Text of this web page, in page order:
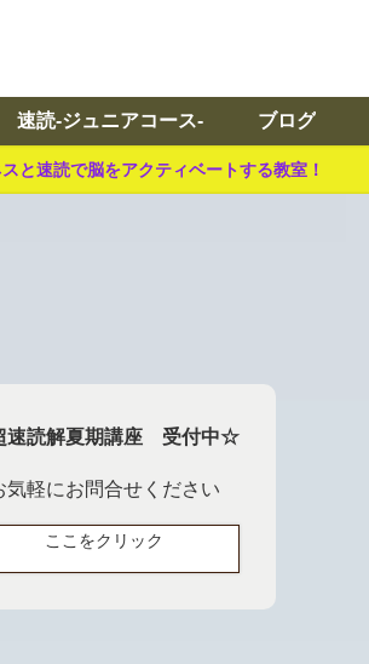
速読-ジュニアコース- ブログ
と速読で脳をアクティベートする教室！
読解夏期講座 受付中☆
気軽にお問合せください
ここをクリック